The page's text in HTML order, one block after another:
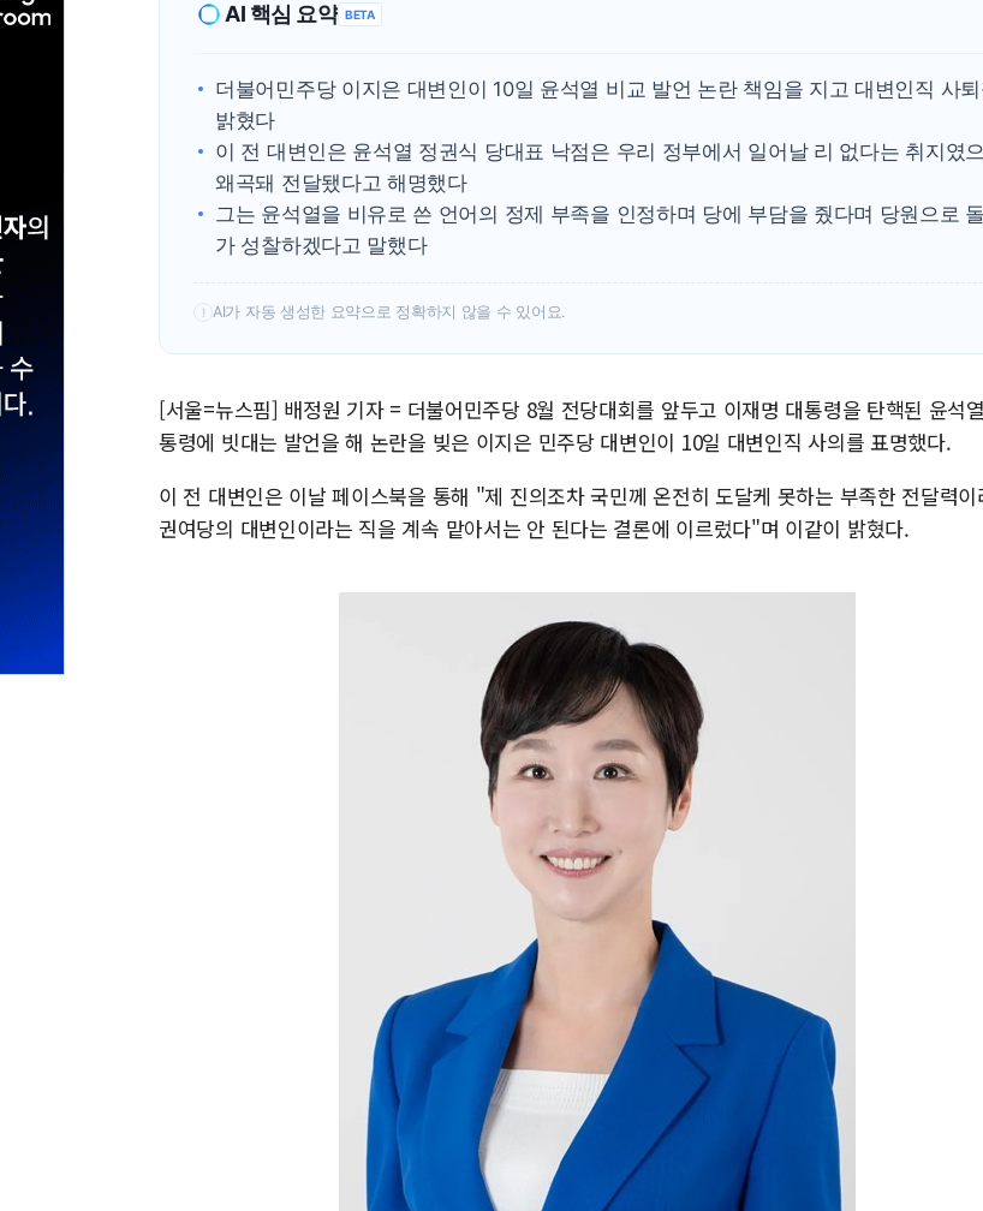
초박빙
구리시
AI 핵심 요약 BETA
더불어민주당 이지은 대변인이 10일 윤석열 비교 발언 논란 책임을 지고 대변인직 사
밝혔다
이 전 대변인은 윤석열 정권식 당대표 낙점은 우리 정부에서 일어날 리 없다는 취지였
왜곡돼 전달됐다고 해명했다
그는 윤석열을 비유로 쓴 언어의 정제 부족을 인정하며 당에 부담을 줬다며 당원으로
가 성찰하겠다고 말했다
! AI가 자동 생성한 요약으로 정확하지 않을 수 있어요.
[서울=뉴스핌] 배정원 기자 = 더불어민주당 8월 전당대회를 앞두고 이재명 대통령을 탄핵된 윤석
통령에 빗대는 발언을 해 논란을 빚은 이지은 민주당 대변인이 10일 대변인직 사의를 표명했다.
이 전 대변인은 이날 페이스북을 통해 "제 진의조차 국민께 온전히 도달케 못하는 부족한 전달력이
권여당의 대변인이라는 직을 계속 맡아서는 안 된다는 결론에 이르렀다"며 이같이 밝혔다.